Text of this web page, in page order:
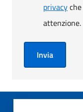
privacy
attenzione.
Invia